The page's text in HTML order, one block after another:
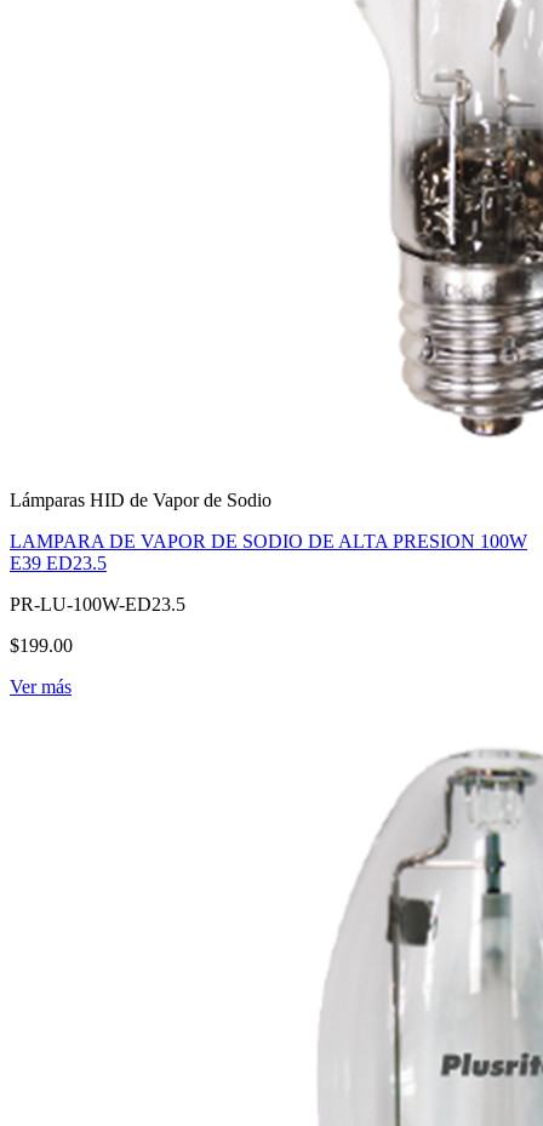
Lámparas HID de Vapor de Sodio
LAMPARA DE VAPOR DE SODIO DE ALTA PRESION 100W
E39 ED23.5
PR-LU-100W-ED23.5
$199.00
Ver más